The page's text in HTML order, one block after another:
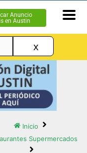
Anuncio
en Austin
x
Inicio
Supermercados